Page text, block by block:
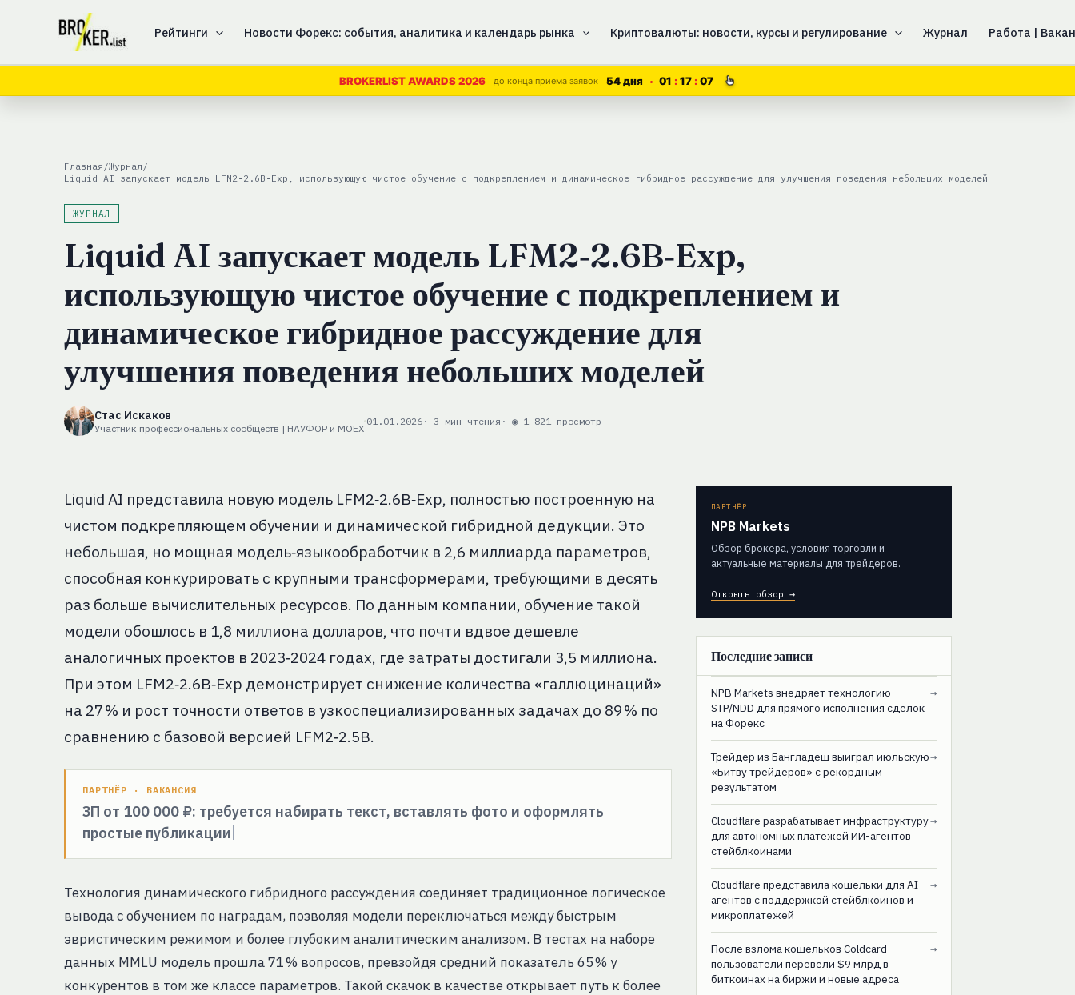
содержимому
Рейтинги Новости Форекс: события, аналитика и календарь рынка Криптовалюты: новости, курсы и регулирование Журнал Работа |
BROKERLIST AWARDS 2026 до конца приема заявок 54 дня 01 17 06
Главная /Журнал /
Liquid AI запускает модель LFM2‑2.6B‑Exp, использующую чистое обучение с подкреплением и динамическое гибридное рассуждение для улучшения поведения небольших моделей
ЖУРНАЛ
Liquid AI запускает модель LFM2‑2.6B‑Exp,
использующую чистое обучение с подкреплением и
динамическое гибридное рассуждение для
улучшения поведения небольших моделей
Стас Искаков
Участник профессиональных сообществ | НАУФОР и MOEX
01.01.2026 · 3 мин чтения · ◉ 1 821 просмотр
Liquid AI представила новую модель LFM2‑2.6B‑Exp, полностью построенную на
чистом подкрепляющем обучении и динамической гибридной дедукции. Это
небольшая, но мощная модель‑языкообработчик в 2,6 миллиарда параметров,
способная конкурировать с крупными трансформерами, требующими в десять
раз больше вычислительных ресурсов. По данным компании, обучение такой
модели обошлось в 1,8 миллиона долларов, что почти вдвое дешевле
аналогичных проектов в 2023‑2024 годах, где затраты достигали 3,5 миллиона.
При этом LFM2‑2.6B‑Exp демонстрирует снижение количества «галлюцинаций»
на 27 % и рост точности ответов в узкоспециализированных задачах до 89 % по
сравнению с базовой версией LFM2‑2.5B.
ПАРТНЁР · ВАКАНСИЯ
ЗП от 100 000 ₽: требуется набирать текст, вставлять фото и оформлять
простые публикации
Технология динамического гибридного рассуждения соединяет традиционное логическое
вывода с обучением по наградам, позволяя модели переключаться между быстрым
эвристическим режимом и более глубоким аналитическим анализом. В тестах на наборе
данных MMLU модель прошла 71 % вопросов, превзойдя средний показатель 65 % у
конкурентов в том же классе параметров. Такой скачок в качестве открывает путь к более
ПАРТНЁР
NPB Markets
Обзор брокера, условия торговли и
актуальные материалы для трейдеров.
Открыть обзор →
Последние записи
NPB Markets внедряет технологию
STP/NDD для прямого исполнения сделок
на Форекс
→
Трейдер из Бангладеш выиграл июльскую
«Битву трейдеров» с рекордным
результатом
→
Cloudflare разрабатывает инфраструктуру
для автономных платежей ИИ-агентов
стейблкоинами
→
Cloudflare представила кошельки для AI-
агентов с поддержкой стейблкоинов и
микроплатежей
→
После взлома кошельков Coldcard
пользователи перевели $9 млрд в
биткоинах на биржи и новые адреса
→